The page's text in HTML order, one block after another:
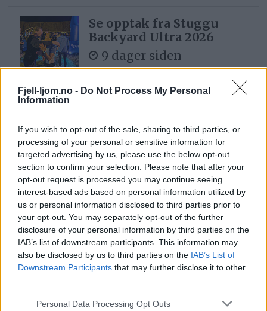
Fjell-ljom.no - Do Not Process My Personal
Information
If you wish to opt-out of the sale, sharing to third parties, or
processing of your personal or sensitive information for
targeted advertising by us, please use the below opt-out
section to confirm your selection. Please note that after your
opt-out request is processed you may continue seeing
interest-based ads based on personal information utilized by
us or personal information disclosed to third parties prior to
your opt-out. You may separately opt-out of the further
disclosure of your personal information by third parties on the
IAB’s list of downstream participants. This information may
also be disclosed by us to third parties on the IAB’s List of
Downstream Participants that may further disclose it to other
Personal Data Processing Opt Outs
Se opptak fra Stuggu
Backyard Ultra 2026
9 dager siden
Den hersens
5 dager siden
Ellevill avslutning: – Jeg
tror kanskje dette er det
løpet jeg vil huske best
6 dager siden
– Jeg har aldri opplevd
det så ille som nå
3 dager siden